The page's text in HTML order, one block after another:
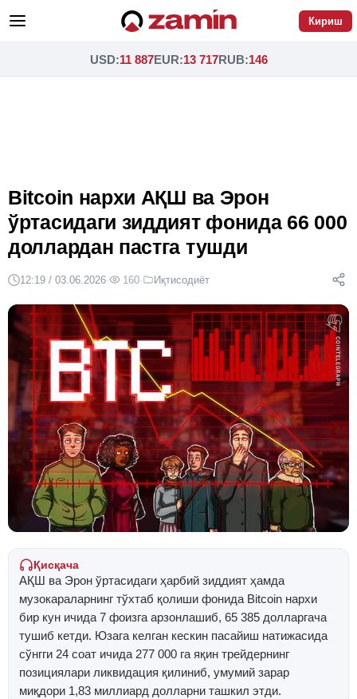
Кириш
USD:11 887EUR:13 717RUB:146
Bitcoin нархи АҚШ ва Эрон
ўртасидаги зиддият фонида 66 000
доллардан пастга тушди
12:19 / 03.06.2026· 160· Иқтисодиёт
Қисқача
АҚШ ва Эрон ўртасидаги ҳарбий зиддият ҳамда
музокараларнинг тўхтаб қолиши фонида Bitcoin нархи
бир кун ичида 7 фоизга арзонлашиб, 65 385 долларгача
тушиб кетди. Юзага келган кескин пасайиш натижасида
сўнгги 24 соат ичида 277 000 га яқин трейдернинг
позициялари ликвидация қилиниб, умумий зарар
миқдори 1,83 миллиард долларни ташкил этди.